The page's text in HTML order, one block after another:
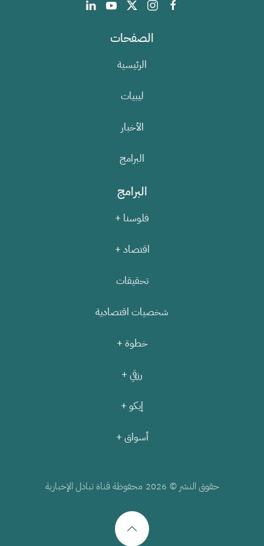
الصفحات
الرئيسية
ليبيات
الأخبار
البرامج
البرامج
فلوسنا +
اقتصاد +
تحقيقات
شخصيات اقتصادية
خطوة +
رزقي +
إيكو +
أسواق +
حقوق النشر © 2026 محفوظة قناة تبادل الإخبارية